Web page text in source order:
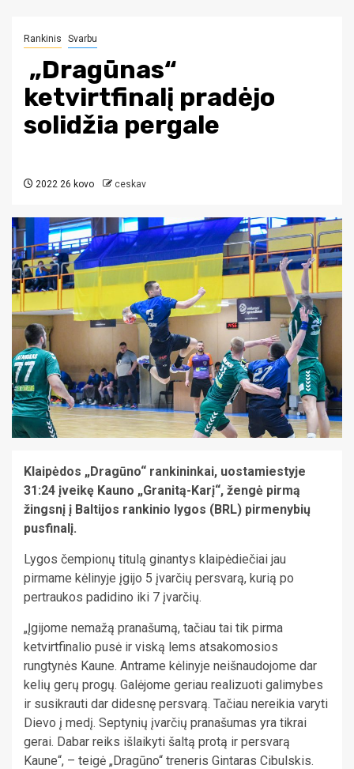
Rankinis Svarbu
„Dragūnas“
ketvirtfinalį pradėjo
solidžia pergale
2022 26 kovo ceskav
Klaipėdos „Dragūno“ rankininkai, uostamiestyje
31:24 įveikę Kauno „Granitą-Karį“, žengė pirmą
žingsnį į Baltijos rankinio lygos (BRL) pirmenybių
pusfinalį.
Lygos čempionų titulą ginantys klaipėdiečiai jau
pirmame kėlinyje įgijo 5 įvarčių persvarą, kurią po
pertraukos padidino iki 7 įvarčių.
„Įgijome nemažą pranašumą, tačiau tai tik pirma
ketvirtfinalio pusė ir viską lems atsakomosios
rungtynės Kaune. Antrame kėlinyje neišnaudojome dar
kelių gerų progų. Galėjome geriau realizuoti galimybes
ir susikrauti dar didesnę persvarą. Tačiau nereikia varyti
Dievo į medį. Septynių įvarčių pranašumas yra tikrai
gerai. Dabar reiks išlaikyti šaltą protą ir persvarą
Kaune“, – teigė „Dragūno“ treneris Gintaras Cibulskis.